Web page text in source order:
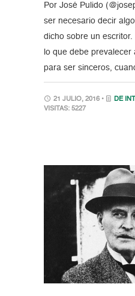
Por José Pulido
ser necesario decir
dicho sobre un
lo que debe prevalecer
para ser sinceros,
21 JULIO, 2016 • DE
VISITAS: 5227